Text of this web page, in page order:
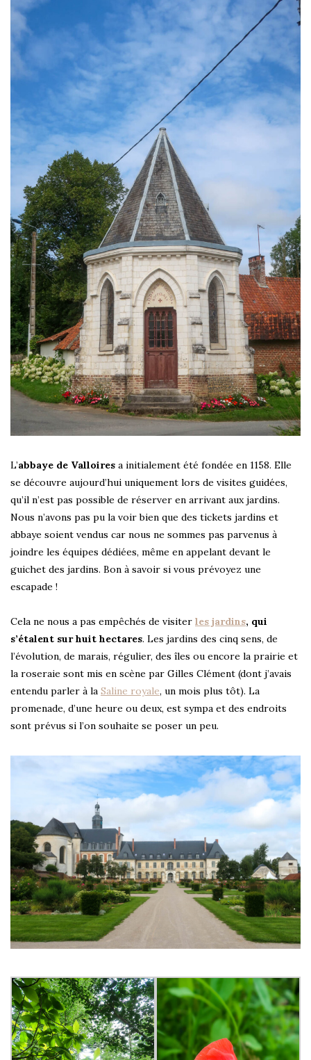
L’abbaye de Valloires a initialement été fondée en 1158. Elle
se découvre aujourd’hui uniquement lors de visites guidées,
qu’il n’est pas possible de réserver en arrivant aux jardins.
Nous n’avons pas pu la voir bien que des tickets jardins et
abbaye soient vendus car nous ne sommes pas parvenus à
joindre les équipes dédiées, même en appelant devant le
guichet des jardins. Bon à savoir si vous prévoyez une
escapade !
Cela ne nous a pas empêchés de visiter les jardins, qui
s’étalent sur huit hectares. Les jardins des cinq sens, de
l’évolution, de marais, régulier, des îles ou encore la prairie et
la roseraie sont mis en scène par Gilles Clément (dont j’avais
entendu parler à la Saline royale, un mois plus tôt). La
promenade, d’une heure ou deux, est sympa et des endroits
sont prévus si l’on souhaite se poser un peu.